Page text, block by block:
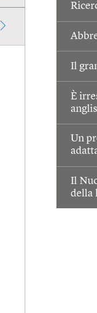
Il
È
Un
Il
della